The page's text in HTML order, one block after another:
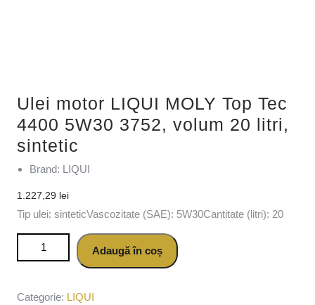
Ulei motor LIQUI MOLY Top Tec
4400 5W30 3752, volum 20 litri,
sintetic
Brand: LIQUI
1.227,29 lei
Tip ulei: sinteticVascozitate (SAE): 5W30Cantitate (litri): 20
Cantitate Ulei motor LIQUI MOLY Top Tec 4400 5W30 3752,
volum 20 litri, sinteticAdaugă în coș
Categorie: LIQUI